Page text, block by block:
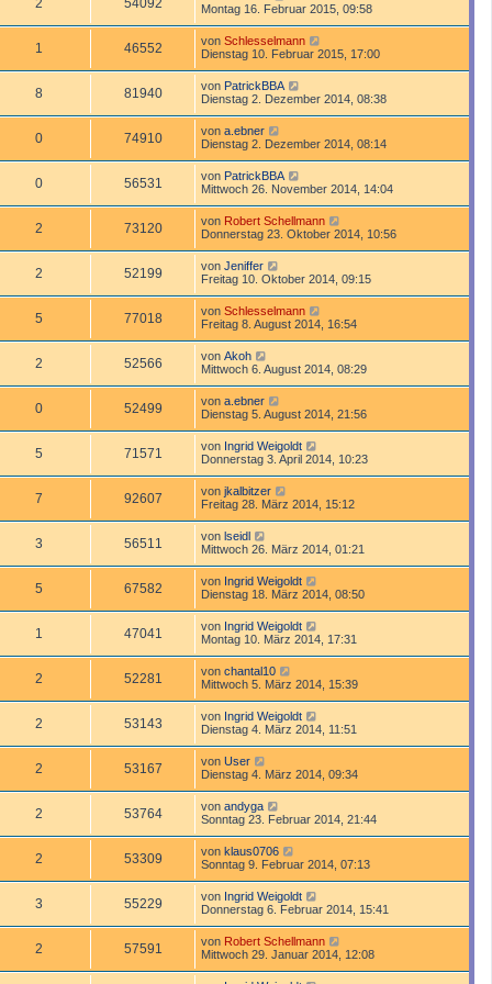
2 54092
Montag 16. Februar 2015, 09:58
1 46552 von Schlesselmann
Dienstag 10. Februar 2015, 17:00
8 81940 von PatrickBBA
Dienstag 2. Dezember 2014, 08:38
0 74910 von a.ebner
Dienstag 2. Dezember 2014, 08:14
0 56531 von PatrickBBA
Mittwoch 26. November 2014, 14:04
2 73120 von Robert Schellmann
Donnerstag 23. Oktober 2014, 10:56
2 52199 von Jeniffer
Freitag 10. Oktober 2014, 09:15
5 77018 von Schlesselmann
Freitag 8. August 2014, 16:54
2 52566 von Akoh
Mittwoch 6. August 2014, 08:29
0 52499 von a.ebner
Dienstag 5. August 2014, 21:56
5 71571 von Ingrid Weigoldt
Donnerstag 3. April 2014, 10:23
7 92607 von jkalbitzer
Freitag 28. März 2014, 15:12
3 56511 von lseidl
Mittwoch 26. März 2014, 01:21
5 67582 von Ingrid Weigoldt
Dienstag 18. März 2014, 08:50
1 47041 von Ingrid Weigoldt
Montag 10. März 2014, 17:31
2 52281 von chantal10
Mittwoch 5. März 2014, 15:39
2 53143 von Ingrid Weigoldt
Dienstag 4. März 2014, 11:51
2 53167 von User
Dienstag 4. März 2014, 09:34
2 53764 von andyga
Sonntag 23. Februar 2014, 21:44
2 53309 von klaus0706
Sonntag 9. Februar 2014, 07:13
3 55229 von Ingrid Weigoldt
Donnerstag 6. Februar 2014, 15:41
2 57591 von Robert Schellmann
Mittwoch 29. Januar 2014, 12:08